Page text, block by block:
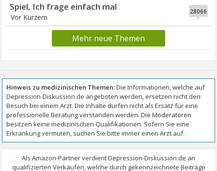
28066
Spiel, Ich frage einfach mal
Vor Kurzem
Mehr neue Themen